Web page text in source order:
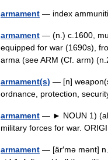
armament — index
armament — (n.) c.1600,
equipped for war (1690s),
arma (see ARM (Cf. arm)
armament(s) — [n]
ordnance, protection,
armament — ► NOUN 1)
military forces for war.
armament — [är′mə mənt]